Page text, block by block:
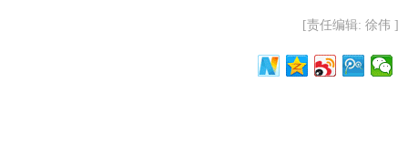
[责任编辑: 徐伟 ]